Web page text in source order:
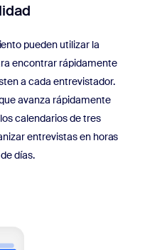
pueden utilizar la
encontrar rápidamente
a cada entrevistador.
avanza rápidamente
calendarios de tres
entrevistas en horas
días.